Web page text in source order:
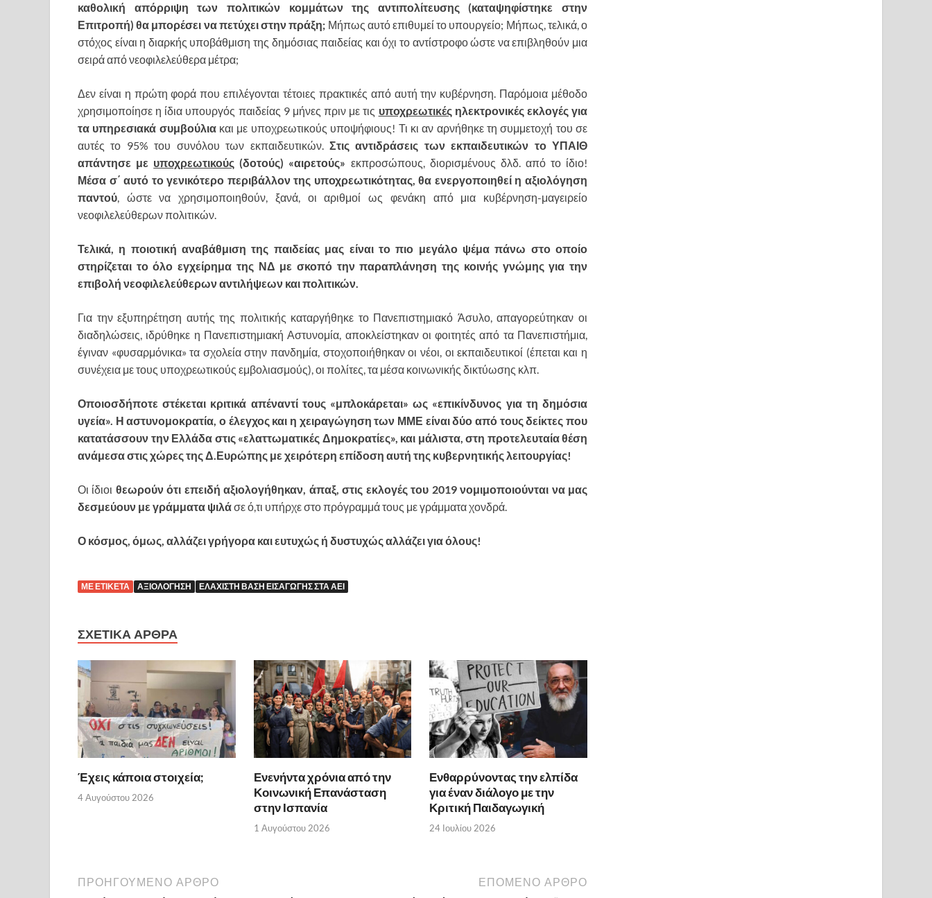
καθολική απόρριψη των πολιτικών κομμάτων της αντιπολίτευσης (καταψηφίστηκε στην
Επιτροπή) θα μπορέσει να πετύχει στην πράξη; Μήπως αυτό επιθυμεί το υπουργείο; Μήπως, τελικά, ο
στόχος είναι η διαρκής υποβάθμιση της δημόσιας παιδείας και όχι το αντίστροφο ώστε να επιβληθούν μια
σειρά από νεοφιλελεύθερα μέτρα;
Δεν είναι η πρώτη φορά που επιλέγονται τέτοιες πρακτικές από αυτή την κυβέρνηση. Παρόμοια μέθοδο
χρησιμοποίησε η ίδια υπουργός παιδείας 9 μήνες πριν με τις υποχρεωτικέςηλεκτρονικές εκλογές για
τα υπηρεσιακά συμβούλιακαι με υποχρεωτικούς υποψήφιους! Τι κι αν αρνήθηκε τη συμμετοχή του σε
αυτές το 95% του συνόλου των εκπαιδευτικών. Στις αντιδράσεις των εκπαιδευτικών το ΥΠΑΙΘ
απάντησε με υποχρεωτικούς (δοτούς) «αιρετούς» εκπροσώπους, διορισμένους δλδ. από το ίδιο!
Μέσα σ΄ αυτό το γενικότερο περιβάλλον της υποχρεωτικότητας, θα ενεργοποιηθεί η αξιολόγηση
παντού, ώστε να χρησιμοποιηθούν, ξανά, οι αριθμοί ως φενάκη από μια κυβέρνηση-μαγειρείο
νεοφιλελεύθερων πολιτικών.
Τελικά, η ποιοτική αναβάθμιση της παιδείας μας είναι το πιο μεγάλο ψέμα πάνω στο οποίο
στηρίζεται το όλο εγχείρημα της ΝΔ με σκοπό την παραπλάνηση της κοινής γνώμης για την
επιβολή νεοφιλελεύθερων αντιλήψεων και πολιτικών.
Για την εξυπηρέτηση αυτής της πολιτικής καταργήθηκε το Πανεπιστημιακό Άσυλο, απαγορεύτηκαν οι
διαδηλώσεις, ιδρύθηκε η Πανεπιστημιακή Αστυνομία, αποκλείστηκαν οι φοιτητές από τα Πανεπιστήμια,
έγιναν «φυσαρμόνικα» τα σχολεία στην πανδημία, στοχοποιήθηκαν οι νέοι, οι εκπαιδευτικοί (έπεται και η
συνέχεια με τους υποχρεωτικούς εμβολιασμούς), οι πολίτες, τα μέσα κοινωνικής δικτύωσης κλπ.
Οποιοσδήποτε στέκεται κριτικά απέναντί τους «μπλοκάρεται» ως «επικίνδυνος για τη δημόσια
υγεία». Η αστυνομοκρατία, ο έλεγχος και η χειραγώγηση των ΜΜΕ είναι δύο από τους δείκτες που
κατατάσσουν την Ελλάδα στις «ελαττωματικές Δημοκρατίες», και μάλιστα, στη προτελευταία θέση
ανάμεσα στις χώρες της Δ.Ευρώπης με χειρότερη επίδοση αυτή της κυβερνητικής λειτουργίας!
Οι ίδιοι θεωρούν ότι επειδή αξιολογήθηκαν, άπαξ, στις εκλογές του 2019 νομιμοποιούνται να μας
δεσμεύουν με γράμματα ψιλάσε ό,τι υπήρχε στο πρόγραμμά τους με γράμματα χονδρά.
Ο κόσμος, όμως, αλλάζει γρήγορα και ευτυχώς ή δυστυχώς αλλάζει για όλους!
ΜΕ ΕΤΙΚΕΤΑ ΑΞΙΟΛΟΓΗΣΗ ΕΛΑΧΙΣΤΗ ΒΑΣΗ ΕΙΣΑΓΩΓΗΣ ΣΤΑ ΑΕΙ
ΣΧΕΤΙΚΑ ΑΡΘΡΑ
Έχεις κάποια στοιχεία;
4 Αυγούστου 2026
Ενενήντα χρόνια από την
Κοινωνική Επανάσταση
στην Ισπανία
1 Αυγούστου 2026
Ενθαρρύνοντας την ελπίδα
για έναν διάλογο με την
Κριτική Παιδαγωγική
24 Ιουλίου 2026
ΠΡΟΗΓΟΥΜΕΝΟ ΑΡΘΡΟ ΕΠΟΜΕΝΟ ΑΡΘΡΟ